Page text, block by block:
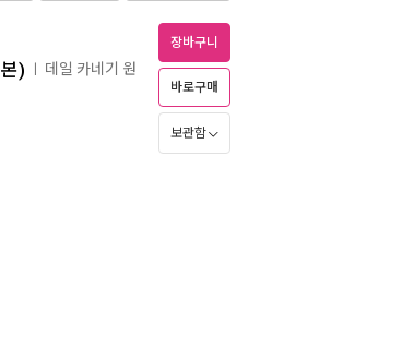
) 데일 카네기 원
장바구니
바로구매
보관함